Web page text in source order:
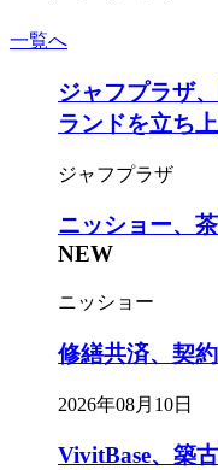
一覧へ
ジャフプラザ
ランドを立ち
ジャフプラザ
ニッショー、
NEW
ニッショー
修繕共済、契
2026年08月10日
VivitBase、築